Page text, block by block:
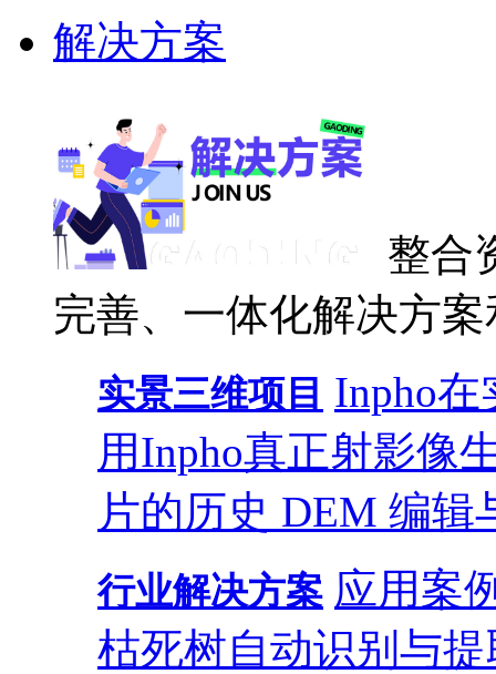
解决方案
整合
完善、一体化解决方
实景三维项目 Inpho
用Inpho真正射影像
片的历史 DEM 编辑
行业解决方案 应用案
枯死树自动识别与提